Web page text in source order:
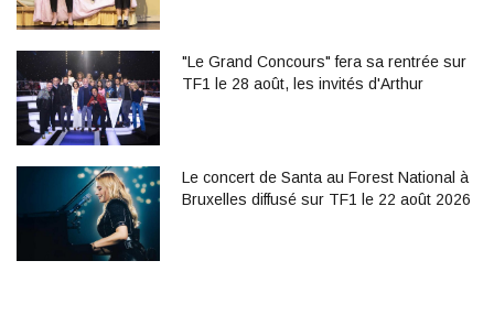
"Le Grand Concours" fera sa rentrée sur
TF1 le 28 août, les invités d'Arthur
Le concert de Santa au Forest National à
Bruxelles diffusé sur TF1 le 22 août 2026